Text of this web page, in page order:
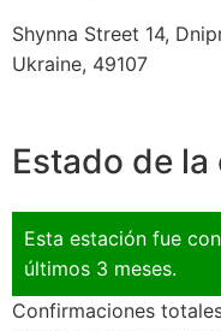
Shynna Street 14,
Ukraine, 49107
Estado de
Esta estación fue
últimos 3 meses.
Confirmaciones